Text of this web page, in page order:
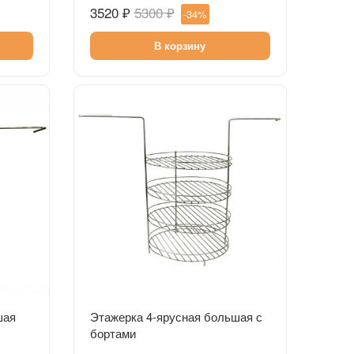
3520 ₽ 5300 ₽ -34%
В корзину
Быстрый просмотр
Этажерка 4-ярусная большая с
бортами